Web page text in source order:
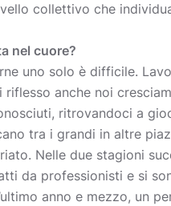
collettivo che
nel cuore?
uno solo è difficile.
anche noi
ritrovandoci a
tra i grandi in altre
Nelle due stagioni
da professionisti e si
anno e mezzo, un